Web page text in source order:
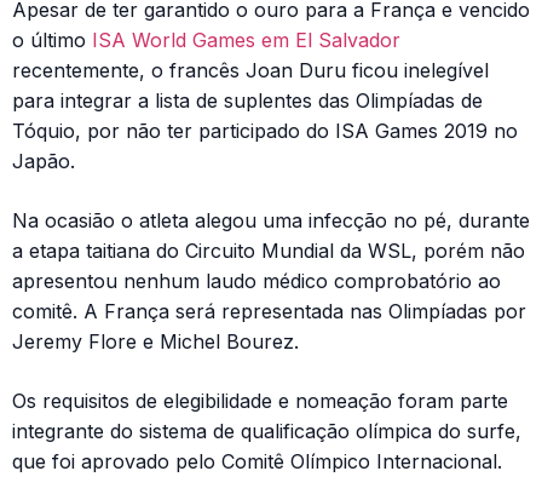
Apesar de ter garantido o ouro para a França e vencido
o último ISA World Games em El Salvador
recentemente, o francês Joan Duru ficou inelegível
para integrar a lista de suplentes das Olimpíadas de
Tóquio, por não ter participado do ISA Games 2019 no
Japão.
Na ocasião o atleta alegou uma infecção no pé, durante
a etapa taitiana do Circuito Mundial da WSL, porém não
apresentou nenhum laudo médico comprobatório ao
comitê. A França será representada nas Olimpíadas por
Jeremy Flore e Michel Bourez.
Os requisitos de elegibilidade e nomeação foram parte
integrante do sistema de qualificação olímpica do surfe,
que foi aprovado pelo Comitê Olímpico Internacional.